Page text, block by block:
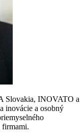
Slovakia, INOVATO a
inovácie a osobný
firmami.